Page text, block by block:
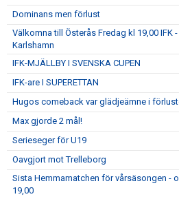
Dominans men förlust
Välkomna till Österås Fredag kl 19,00 IFK -
Karlshamn
IFK-MJÄLLBY I SVENSKA CUPEN
IFK-are I SUPERETTAN
Hugos comeback var glädjeämne i
Max gjorde 2 mål!
Serieseger för U19
Oavgjort mot Trelleborg
Sista Hemmamatchen för vårsäsongen -
19,00